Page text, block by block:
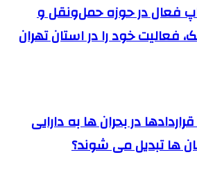
فعال در حوزه حمل‌ونقل و
فعالیت خود را در استان تهران
در بحران ها به دارایی
ها تبدیل می شوند؟